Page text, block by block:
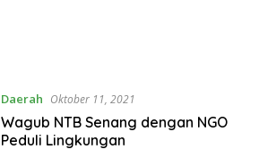
Daerah Oktober 11, 2021
Wagub NTB Senang dengan NGO
Peduli Lingkungan